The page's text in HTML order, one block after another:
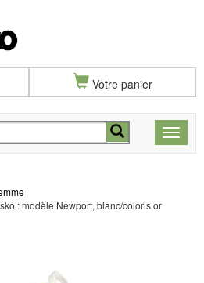
Votre panier
Toggle
: modèle Newport, blanc/coloris or